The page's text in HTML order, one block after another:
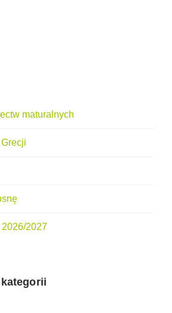
maturalnych
2027
kategorii